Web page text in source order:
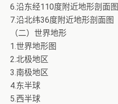
6.沿东经110度附近地形剖面图
7.沿北纬36度附近地形剖面图
（二）世界地形
1.世界地形图
2.北极地区
3.南极地区
4.东半球
5.西半球